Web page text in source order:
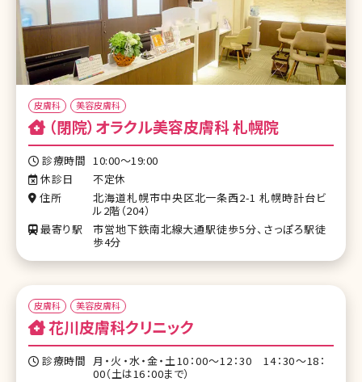
皮膚科 美容皮膚科
（閉院）オラクル美容皮膚科 札幌院
診療時間 10:00～19:00
休診日
不定休
住所
北海道札幌市中央区北一条西2-1 札幌時計台ビ
ル2階（204）
最寄り駅
市営地下鉄南北線大通駅徒歩5分、さっぽろ駅徒
歩4分
皮膚科 美容皮膚科
花川皮膚科クリニック
診療時間 月・火・水・金・土10：00～12：30 14：30～18：
00（土は16：00まで）